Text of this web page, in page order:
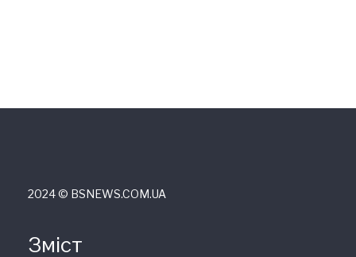
2024 © ВSNEWS.COM.UA
Зміст